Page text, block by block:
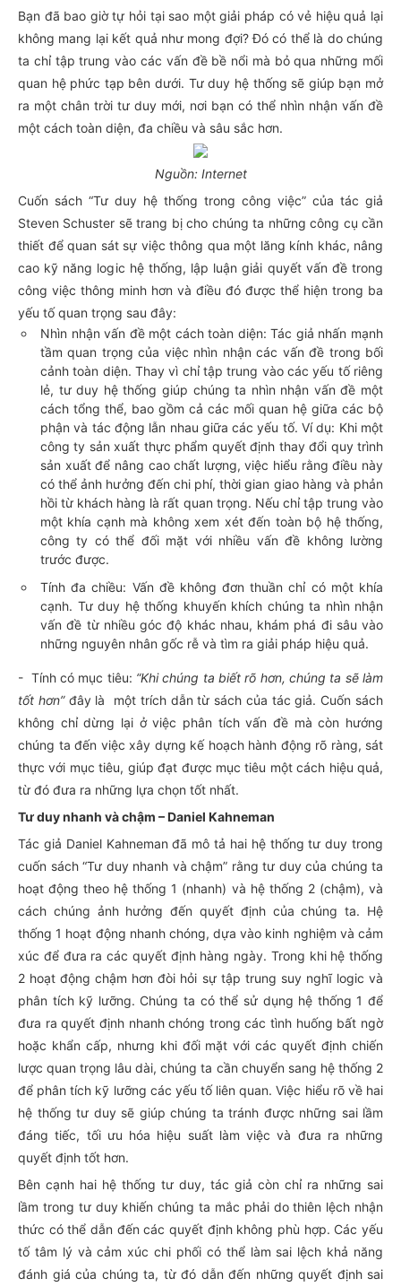
Bạn đã bao giờ tự hỏi tại sao một giải pháp có vẻ hiệu quả lại
không mang lại kết quả như mong đợi? Đó có thể là do chúng
ta chỉ tập trung vào các vấn đề bề nổi mà bỏ qua những mối
quan hệ phức tạp bên dưới. Tư duy hệ thống sẽ giúp bạn mở
ra một chân trời tư duy mới, nơi bạn có thể nhìn nhận vấn đề
một cách toàn diện, đa chiều và sâu sắc hơn.
Nguồn: Internet
Cuốn sách “Tư duy hệ thống trong công việc” của tác giả
Steven Schuster sẽ trang bị cho chúng ta những công cụ cần
thiết để quan sát sự việc thông qua một lăng kính khác, nâng
cao kỹ năng logic hệ thống, lập luận giải quyết vấn đề trong
công việc thông minh hơn và điều đó được thể hiện trong ba
yếu tố quan trọng sau đây:
Nhìn nhận vấn đề một cách toàn diện: Tác giả nhấn mạnh
tầm quan trọng của việc nhìn nhận các vấn đề trong bối
cảnh toàn diện. Thay vì chỉ tập trung vào các yếu tố riêng
lẻ, tư duy hệ thống giúp chúng ta nhìn nhận vấn đề một
cách tổng thể, bao gồm cả các mối quan hệ giữa các bộ
phận và tác động lẫn nhau giữa các yếu tố. Ví dụ: Khi một
công ty sản xuất thực phẩm quyết định thay đổi quy trình
sản xuất để nâng cao chất lượng, việc hiểu rằng điều này
có thể ảnh hưởng đến chi phí, thời gian giao hàng và phản
hồi từ khách hàng là rất quan trọng. Nếu chỉ tập trung vào
một khía cạnh mà không xem xét đến toàn bộ hệ thống,
công ty có thể đối mặt với nhiều vấn đề không lường
trước được.
Tính đa chiều: Vấn đề không đơn thuần chỉ có một khía
cạnh. Tư duy hệ thống khuyến khích chúng ta nhìn nhận
vấn đề từ nhiều góc độ khác nhau, khám phá đi sâu vào
những nguyên nhân gốc rễ và tìm ra giải pháp hiệu quả.
- Tính có mục tiêu: “Khi chúng ta biết rõ hơn, chúng ta sẽ làm
tốt hơn” đây là một trích dẫn từ sách của tác giả. Cuốn sách
không chỉ dừng lại ở việc phân tích vấn đề mà còn hướng
chúng ta đến việc xây dựng kế hoạch hành động rõ ràng, sát
thực với mục tiêu, giúp đạt được mục tiêu một cách hiệu quả,
từ đó đưa ra những lựa chọn tốt nhất.
Tư duy nhanh và chậm – Daniel Kahneman
Tác giả Daniel Kahneman đã mô tả hai hệ thống tư duy trong
cuốn sách “Tư duy nhanh và chậm” rằng tư duy của chúng ta
hoạt động theo hệ thống 1 (nhanh) và hệ thống 2 (chậm), và
cách chúng ảnh hưởng đến quyết định của chúng ta. Hệ
thống 1 hoạt động nhanh chóng, dựa vào kinh nghiệm và cảm
xúc để đưa ra các quyết định hàng ngày. Trong khi hệ thống
2 hoạt động chậm hơn đòi hỏi sự tập trung suy nghĩ logic và
phân tích kỹ lưỡng. Chúng ta có thể sử dụng hệ thống 1 để
đưa ra quyết định nhanh chóng trong các tình huống bất ngờ
hoặc khẩn cấp, nhưng khi đối mặt với các quyết định chiến
lược quan trọng lâu dài, chúng ta cần chuyển sang hệ thống 2
để phân tích kỹ lưỡng các yếu tố liên quan. Việc hiểu rõ về hai
hệ thống tư duy sẽ giúp chúng ta tránh được những sai lầm
đáng tiếc, tối ưu hóa hiệu suất làm việc và đưa ra những
quyết định tốt hơn.
Bên cạnh hai hệ thống tư duy, tác giả còn chỉ ra những sai
lầm trong tư duy khiến chúng ta mắc phải do thiên lệch nhận
thức có thể dẫn đến các quyết định không phù hợp. Các yếu
tố tâm lý và cảm xúc chi phối có thể làm sai lệch khả năng
đánh giá của chúng ta, từ đó dẫn đến những quyết định sai